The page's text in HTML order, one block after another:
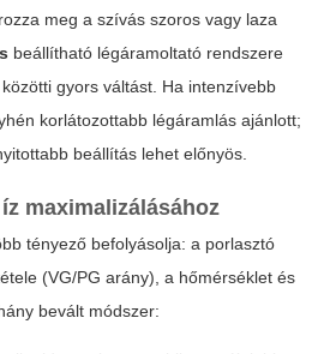
meg a szívás szoros vagy laza
beállítható légáramoltató rendszere
gyors váltást. Ha intenzívebb
korlátozottabb légáramlás ajánlott;
beállítás lehet előnyös.
maximalizálásához
tényező befolyásolja: a porlasztó
(VG/PG arány), a hőmérséklet és
bevált módszer: